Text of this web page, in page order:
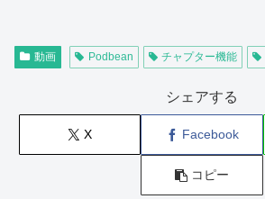
動画 Podbean チャプター機能
シェアする
X Facebook
コピー